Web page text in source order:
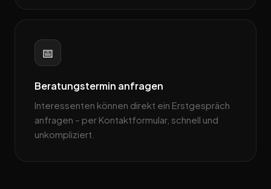
📅
Beratungstermin anfragen
Interessenten können direkt ein Erstgespräch
anfragen – per Kontaktformular, schnell und
unkompliziert.